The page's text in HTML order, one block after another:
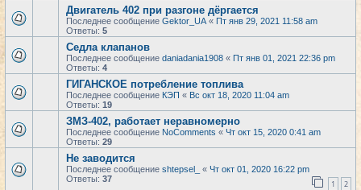
Двигатель 402 при разгоне дёргается
Последнее сообщение Gektor_UA « Пт янв 29, 2021 11:58 am
Ответы: 5
Седла клапанов
Последнее сообщение daniadania1908 « Пт янв 01, 2021 22:36 pm
Ответы: 4
ГИГАНСКОЕ потребление топлива
Последнее сообщение КЭП « Вс окт 18, 2020 11:04 am
Ответы: 19
ЗМЗ-402, работает неравномерно
Последнее сообщение NoComments « Чт окт 15, 2020 0:41 am
Ответы: 29
Не заводится
Последнее сообщение shtepsel_ « Чт окт 01, 2020 16:22 pm
Ответы: 37 1 2